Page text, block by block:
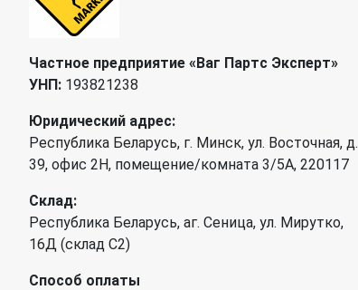
Частное предприятие «Ваг Партс Эксперт»
УНП: 193821238
Юридический адрес:
Республика Беларусь, г. Минск, ул. Восточная, д.
39, офис 2Н, помещение/комната 3/5А, 220117
Склад:
Республика Беларусь, аг. Сеница, ул. Мирутко,
16Д (склад С2)
Способ оплаты